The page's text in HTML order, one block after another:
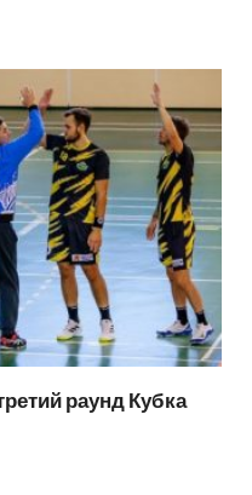
раунд Кубка